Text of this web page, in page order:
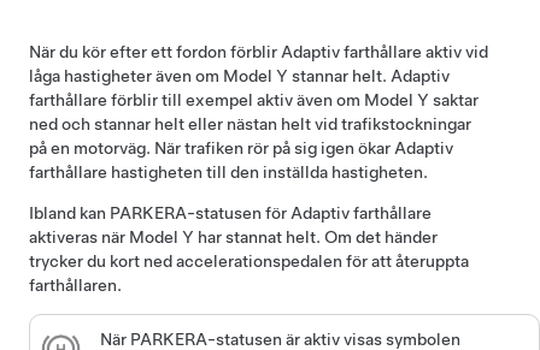
När du kör efter ett fordon förblir Adaptiv farthållare aktiv vid
låga hastigheter även om Model Y stannar helt. Adaptiv
farthållare förblir till exempel aktiv även om Model Y saktar
ned och stannar helt eller nästan helt vid trafikstockningar
på en motorväg. När trafiken rör på sig igen ökar Adaptiv
farthållare hastigheten till den inställda hastigheten.
Ibland kan PARKERA-statusen för Adaptiv farthållare
aktiveras när Model Y har stannat helt. Om det händer
trycker du kort ned accelerationspedalen för att återuppta
farthållaren.
När PARKERA-statusen är aktiv visas symbolen